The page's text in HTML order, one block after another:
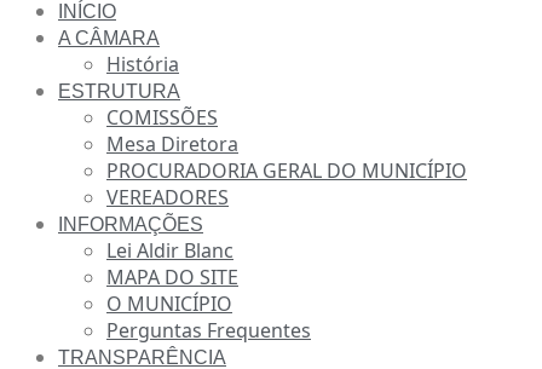
INÍCIO
A CÂMARA
História
ESTRUTURA
COMISSÕES
Mesa Diretora
PROCURADORIA GERAL DO MUNICÍPIO
VEREADORES
INFORMAÇÕES
Lei Aldir Blanc
MAPA DO SITE
O MUNICÍPIO
Perguntas Frequentes
TRANSPARÊNCIA